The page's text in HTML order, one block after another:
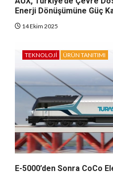
Enerji Dönüşümüne Güç
14 Ekim 2025
TEKNOLOJI ÜRÜN TANITIMI
E-5000’den Sonra CoCo